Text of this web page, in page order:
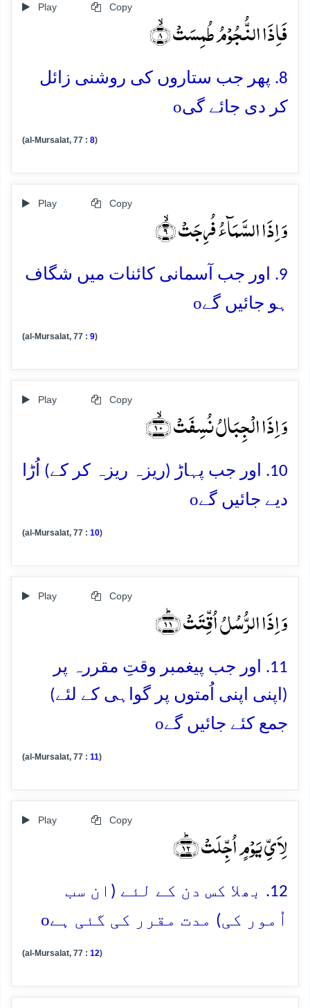
Play Copy
فَاِذَا النُّجُوۡمُ طُمِسَتۡ ۙ﴿۸﴾
8. پھر جب ستاروں کی روشنی زائل
کر دی جائے گیo
(al-Mursalat, 77 : 8)
Play Copy
وَ اِذَا السَّمَآءُ فُرِجَتۡ ۙ﴿۹﴾
9. اور جب آسمانی کائنات میں شگاف
ہو جائیں گےo
(al-Mursalat, 77 : 9)
Play Copy
وَ اِذَا الۡجِبَالُ نُسِفَتۡ ﴿ۙ۱۰﴾
10. اور جب پہاڑ (ریزہ ریزہ کر کے) اُڑا
دیے جائیں گےo
(al-Mursalat, 77 : 10)
Play Copy
وَ اِذَا الرُّسُلُ اُقِّتَتۡ ﴿ؕ۱۱﴾
11. اور جب پیغمبر وقتِ مقررہ پر
(اپنی اپنی اُمتوں پر گواہی کے لئے)
جمع کئے جائیں گےo
(al-Mursalat, 77 : 11)
Play Copy
لِاَیِّ یَوۡمٍ اُجِّلَتۡ ﴿ؕ۱۲﴾
12. بھلا کس دن کے لئے (ان سب
اُمور کی) مدت مقرر کی گئی ہےo
(al-Mursalat, 77 : 12)